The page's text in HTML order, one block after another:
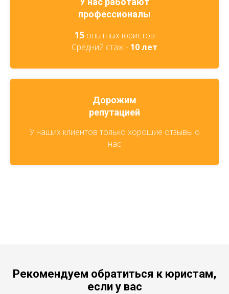
профессионалы
15 опытных юристов
Средний стаж - 10 лет
Дорожим
репутацией
У наших клиентов только хорошие отзывы о
нас
Рекомендуем обратиться к юристам,
если у вас